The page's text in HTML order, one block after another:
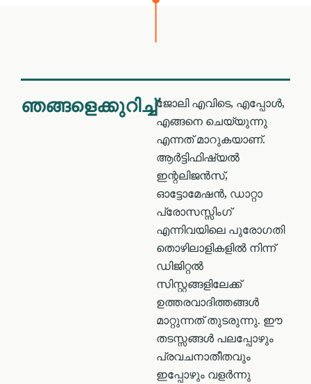
ഞങ്ങളെക്കുറിച്ച്ജോലി എവിടെ, എപ്പോൾ,
എങ്ങനെ ചെയ്യുന്നു
എന്നത് മാറുകയാണ്.
ആർട്ടിഫിഷ്യൽ
ഇന്റലിജൻസ്,
ഓട്ടോമേഷൻ, ഡാറ്റാ
പ്രോസസ്സിംഗ്
എന്നിവയിലെ പുരോഗതി
തൊഴിലാളികളിൽ നിന്ന്
ഡിജിറ്റൽ
സിസ്റ്റങ്ങളിലേക്ക്
ഉത്തരവാദിത്തങ്ങൾ
മാറ്റുന്നത് തുടരുന്നു. ഈ
തടസ്സങ്ങൾ പലപ്പോഴും
പ്രവചനാതീതവും
ഇപ്പോഴും വളർന്നു